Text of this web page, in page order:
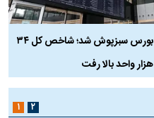
بورس سبزپوش شد؛ شاخص کل ۳۴
هزار واحد بالا رفت
۱ ۲